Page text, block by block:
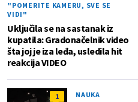
"POMERITE KAMERU, SVE SE
VIDI"
Uključila se na sastanak iz
kupatila: Gradonačelnik video
šta joj je iza leđa, usledila hit
reakcija VIDEO
1 NAUKA